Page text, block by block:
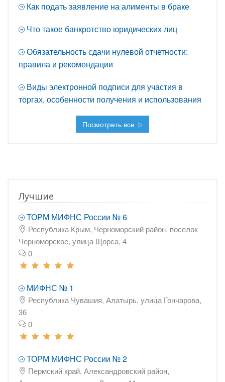
Как подать заявление на алименты в браке
Что такое банкротство юридических лиц
Обязательность сдачи нулевой отчетности:
правила и рекомендации
Виды электронной подписи для участия в
торгах, особенности получения и использования
Посмотреть все
Лучшие
ТОРМ МИФНС России № 6
Республика Крым, Черноморский район, поселок
Черноморское, улица Щорса, 4
0
МИФНС № 1
Республика Чувашия, Алатырь, улица Гончарова,
36
0
ТОРМ МИФНС России № 2
Пермский край, Александровский район,